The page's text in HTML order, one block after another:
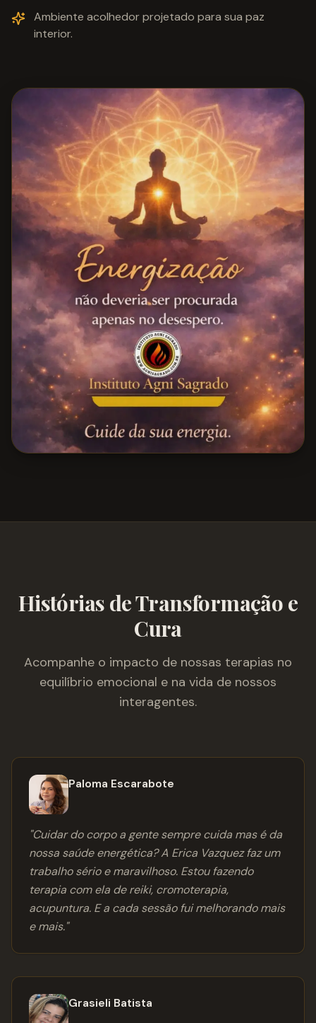
Ambiente acolhedor projetado para sua paz
interior.
Histórias de Transformação e
Cura
Acompanhe o impacto de nossas terapias no
equilíbrio emocional e na vida de nossos
interagentes.
Paloma Escarabote
"Cuidar do corpo a gente sempre cuida mas é da
nossa saúde energética? A Erica Vazquez faz um
trabalho sério e maravilhoso. Estou fazendo
terapia com ela de reiki, cromoterapia,
acupuntura. E a cada sessão fui melhorando mais
e mais."
Grasieli Batista